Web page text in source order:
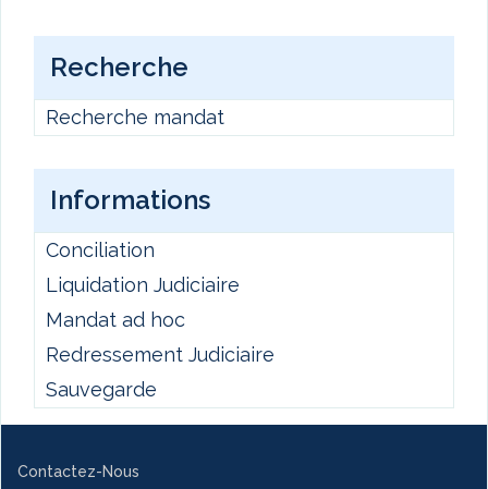
Recherche
Recherche mandat
Informations
Conciliation
Liquidation Judiciaire
Mandat ad hoc
Redressement Judiciaire
Sauvegarde
Contactez-Nous